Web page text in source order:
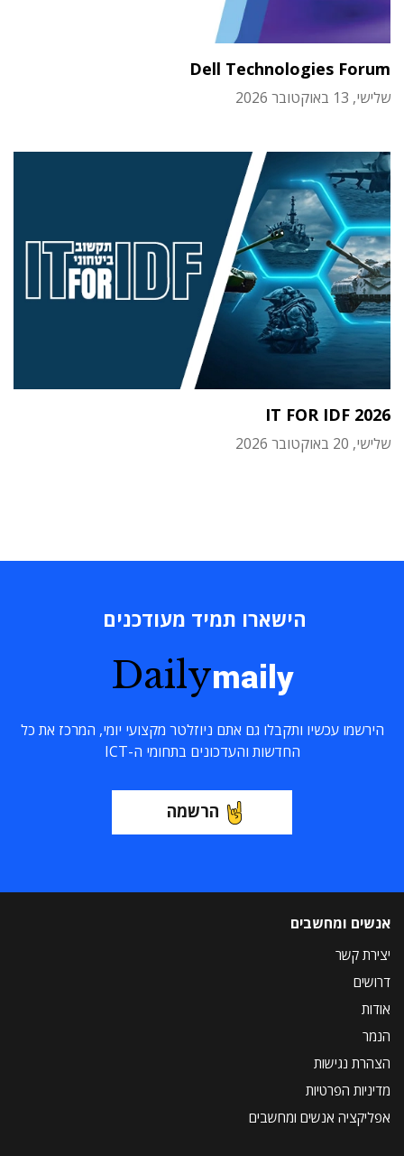
Dell Technologies Forum
שלישי, 13 באוקטובר 2026
IT FOR IDF 2026
שלישי, 20 באוקטובר 2026
הישארו תמיד מעודכנים
Dailymaily
הירשמו עכשיו ותקבלו גם אתם ניוזלטר מקצועי יומי, המרכז את כל
החדשות והעדכונים בתחומי ה-ICT
הרשמה
אנשים ומחשבים
יצירת קשר
דרושים
אודות
הנמר
הצהרת נגישות
מדיניות הפרטיות
אפליקציה אנשים ומחשבים